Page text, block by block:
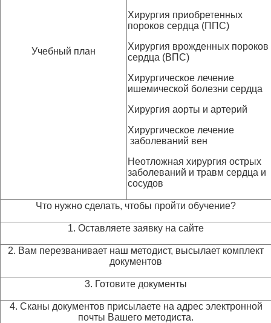
Учебный план
Хирургия приобретенных
пороков сердца (ППС)
Хирургия врожденных пороков
сердца (ВПС)
Хирургическое лечение
ишемической болезни сердца
Хирургия аорты и артерий
Хирургическое лечение
заболеваний вен
Неотложная хирургия острых
заболеваний и травм сердца и
сосудов
Что нужно сделать, чтобы пройти обучение?
1. Оставляете заявку на сайте
2. Вам перезванивает наш методист, высылает комплект
документов
3. Готовите документы
4. Сканы документов присылаете на адрес электронной
почты Вашего методиста.